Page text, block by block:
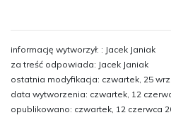
informację wytworzył: : Jacek Janiak
za treść odpowiada: Jacek Janiak
ostatnia modyfikacja: czwartek, 25
data wytworzenia: czwartek, 12
opublikowano: czwartek, 12 czerwca